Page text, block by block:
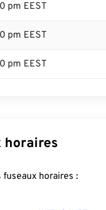
pm EEST
pm EEST
pm EEST
horaires
horaires :